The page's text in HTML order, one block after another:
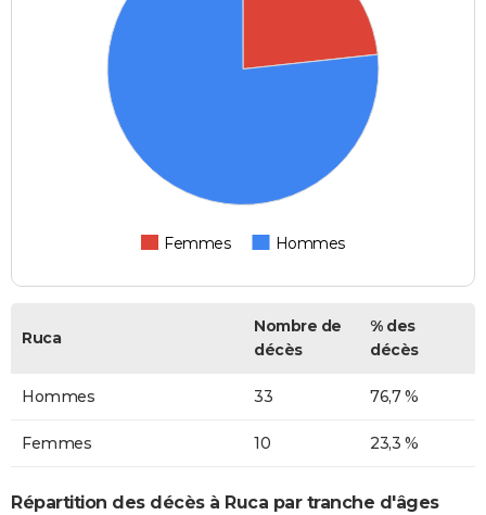
Femmes Hommes
Ruca
Nombre de
décès
% des
décès
Hommes 33 76,7 %
Femmes 10 23,3 %
Répartition des décès à Ruca par tranche d'âges